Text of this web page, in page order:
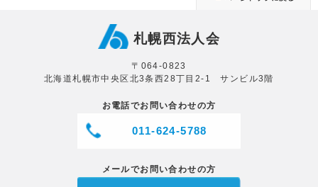
札幌西法人会
〒064-0823
北海道札幌市中央区北3条西28丁目2-1 サンビル3階
お電話でお問い合わせの方
011-624-5788
メールでお問い合わせの方